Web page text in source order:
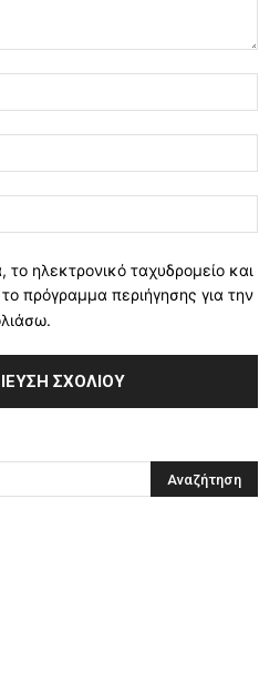
ηλεκτρονικό ταχυδρομείο και
πρόγραμμα περιήγησης για την